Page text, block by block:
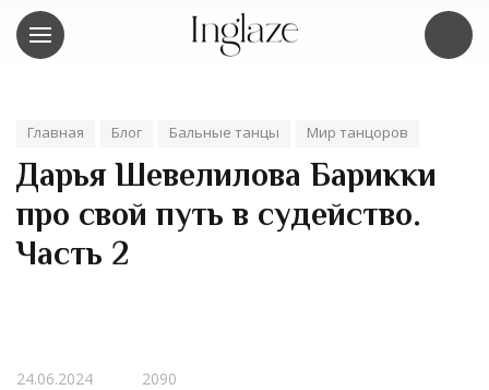
Главная Блог Бальные танцы Мир танцоров
Дарья Шевелилова Барикки
про свой путь в судейство.
Часть 2
24.06.2024 2090